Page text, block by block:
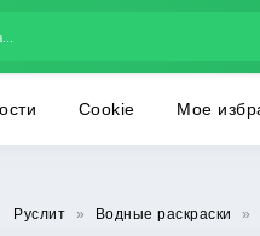
Cookie Мое
Руслит » Водные раскраски »